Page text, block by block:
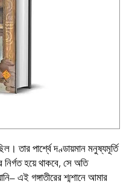
তার পার্শ্বে দণ্ডায়মান মনুষ্যমূর্তি
হয়ে থাকবে, সে অতি
এই গঙ্গাতীরের শ্মশানে আমার